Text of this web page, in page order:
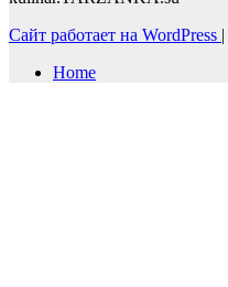
Сайт работает на WordPress |
Home